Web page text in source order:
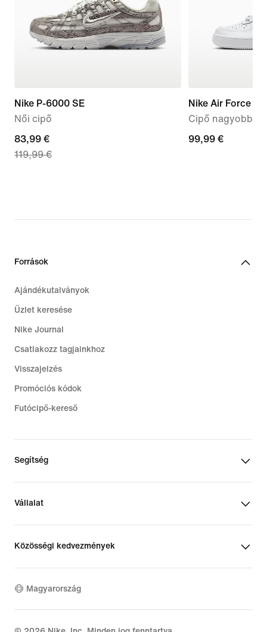
Nike P-6000 SE
Női cipő
current
price
price
83,99 €
119,99 €
Nike Air Force 1
Cipő nagyobb
99,99
99,99 €
Források
Ajándékutalványok
Üzlet keresése
Nike Journal
Csatlakozz tagjainkhoz
Visszajelzés
Promóciós kódok
Futócipő-kereső
Segítség
Vállalat
Közösségi kedvezmények
Magyarország